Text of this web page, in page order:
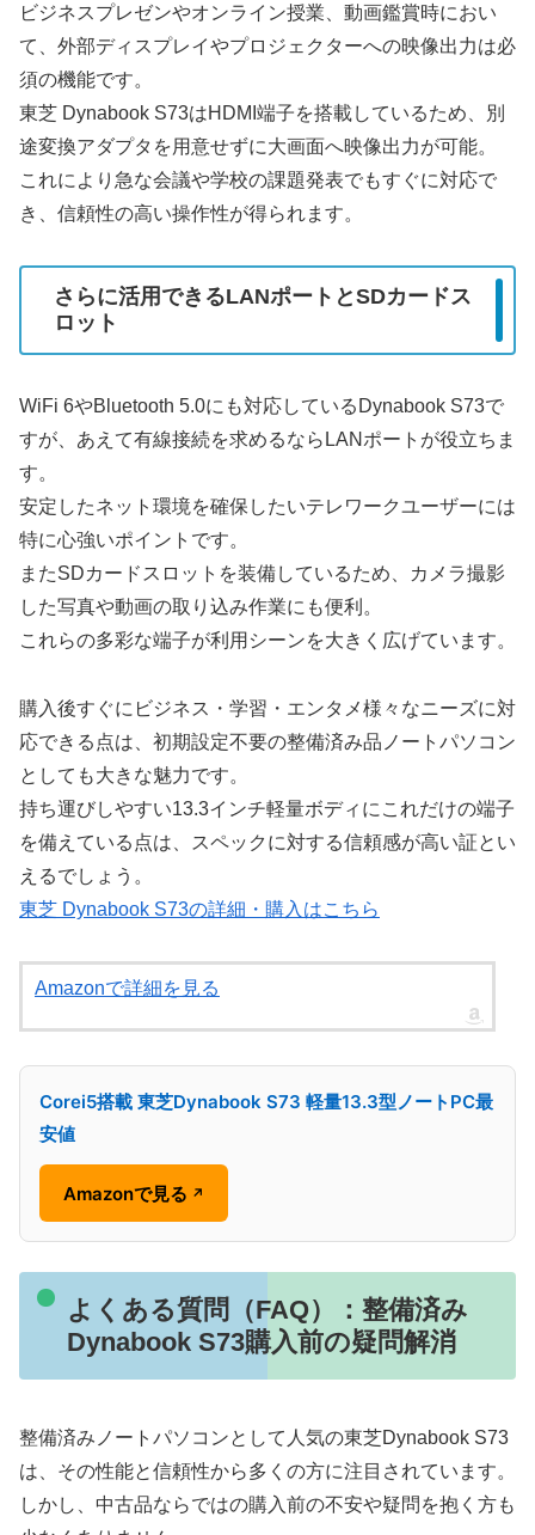
ビジネスプレゼンやオンライン授業、動画鑑賞時におい
て、外部ディスプレイやプロジェクターへの映像出力は必
須の機能です。
東芝 Dynabook S73はHDMI端子を搭載しているため、別
途変換アダプタを用意せずに大画面へ映像出力が可能。
これにより急な会議や学校の課題発表でもすぐに対応で
き、信頼性の高い操作性が得られます。
さらに活用できるLANポートとSDカードス
ロット
WiFi 6やBluetooth 5.0にも対応しているDynabook S73で
すが、あえて有線接続を求めるならLANポートが役立ちま
す。
安定したネット環境を確保したいテレワークユーザーには
特に心強いポイントです。
またSDカードスロットを装備しているため、カメラ撮影
した写真や動画の取り込み作業にも便利。
これらの多彩な端子が利用シーンを大きく広げています。
購入後すぐにビジネス・学習・エンタメ様々なニーズに対
応できる点は、初期設定不要の整備済み品ノートパソコン
としても大きな魅力です。
持ち運びしやすい13.3インチ軽量ボディにこれだけの端子
を備えている点は、スペックに対する信頼感が高い証とい
えるでしょう。
東芝 Dynabook S73の詳細・購入はこちら
Amazonで詳細を見る
Corei5搭載 東芝Dynabook S73 軽量13.3型ノートPC最
安値
Amazonで見る ↗
よくある質問（FAQ）：整備済み
Dynabook S73購入前の疑問解消
整備済みノートパソコンとして人気の東芝Dynabook S73
は、その性能と信頼性から多くの方に注目されています。
しかし、中古品ならではの購入前の不安や疑問を抱く方も